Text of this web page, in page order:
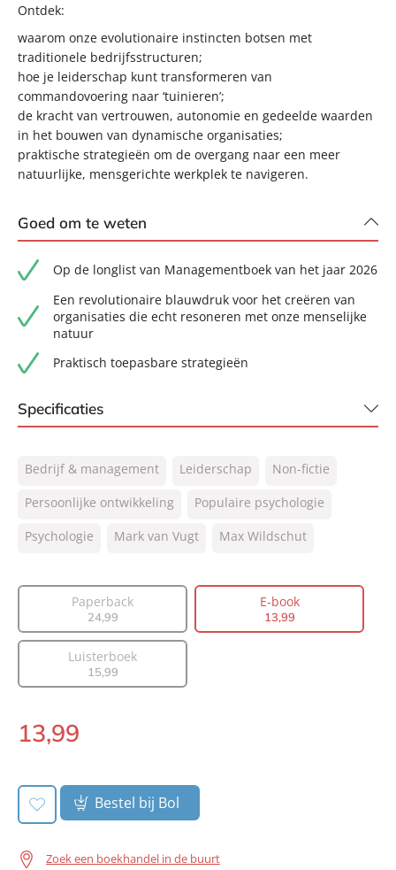
Ontdek:
waarom onze evolutionaire instincten botsen met
traditionele bedrijfsstructuren;
hoe je leiderschap kunt transformeren van
commandovoering naar ‘tuinieren’;
de kracht van vertrouwen, autonomie en gedeelde waarden
in het bouwen van dynamische organisaties;
praktische strategieën om de overgang naar een meer
natuurlijke, mensgerichte werkplek te navigeren.
Goed om te weten
Op de longlist van Managementboek van het jaar 2026
Een revolutionaire blauwdruk voor het creëren van
organisaties die echt resoneren met onze menselijke
natuur
Praktisch toepasbare strategieën
Specificaties
NUR:
801
Type:
E-book
Auteur(s):
Mark van Vugt, Max Wildschut
Verschijningsdatum:
30-05-2025
Bedrijf & management Leiderschap
Non-fictie
Persoonlijke ontwikkeling
Populaire psychologie
Psychologie
Mark van Vugt Max Wildschut
Paperback
24,99
E-book
13,99
Luisterboek
15,99
E-
13,99
Bestel bij Bol
Zoek een boekhandel in de buurt